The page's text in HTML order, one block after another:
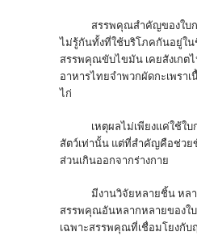
สรรพคุณสำคัญของใบกะ
ไม่รู้กันทั้งที่ใช้บริโภคกันอยู่ใ
สรรพคุณขับไขมัน เคยสังเกต
อาหารไทยจำพวกผัดกะเพราเ
ไก่
เหตุผลไม่เพียงแค่ใช้ใบก
สัตว์เท่านั้น แต่ที่สำคัญคือช่ว
ส่วนเกินออกจากร่างกาย
มีงานวิจัยหลายชิ้น หลาย
สรรพคุณอันหลากหลายของใ
เฉพาะสรรพคุณที่เชื่อมโยงกั